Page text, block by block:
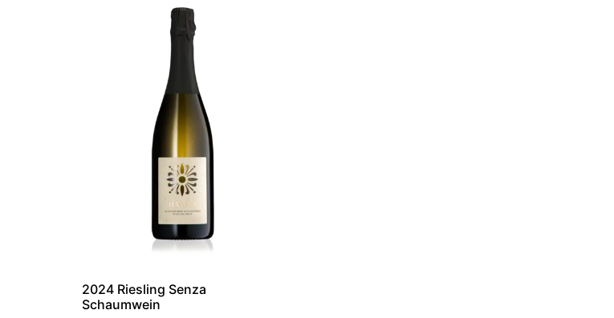
2024 Riesling Senza
Schaumwein